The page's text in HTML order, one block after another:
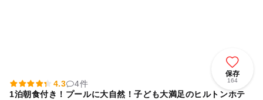
保存
164
4.3
4件
1泊朝食付き！プールに大自然！子ども大満足のヒルトンホテ